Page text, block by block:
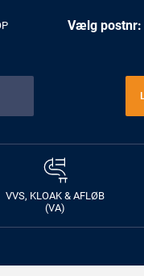
Vælg postnr:
VVS, KLOAK & AFLØB
(VA)